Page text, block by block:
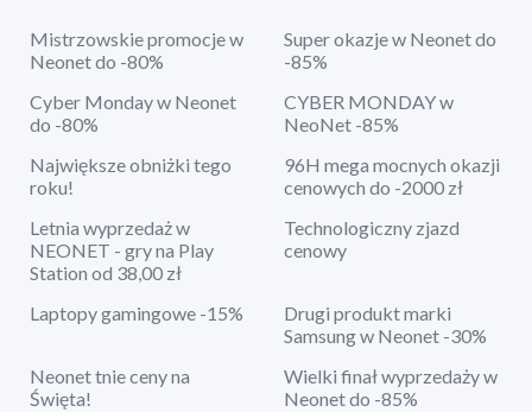
Mistrzowskie promocje w
Neonet do -80%
Super okazje w Neonet do
-85%
Cyber Monday w Neonet
do -80%
CYBER MONDAY w
NeoNet -85%
Największe obniżki tego
roku!
96H mega mocnych okazji
cenowych do -2000 zł
Letnia wyprzedaż w
NEONET - gry na Play
Station od 38,00 zł
Technologiczny zjazd
cenowy
Laptopy gamingowe -15%
Drugi produkt marki
Samsung w Neonet -30%
Neonet tnie ceny na
Święta!
Wielki finał wyprzedaży w
Neonet do -85%